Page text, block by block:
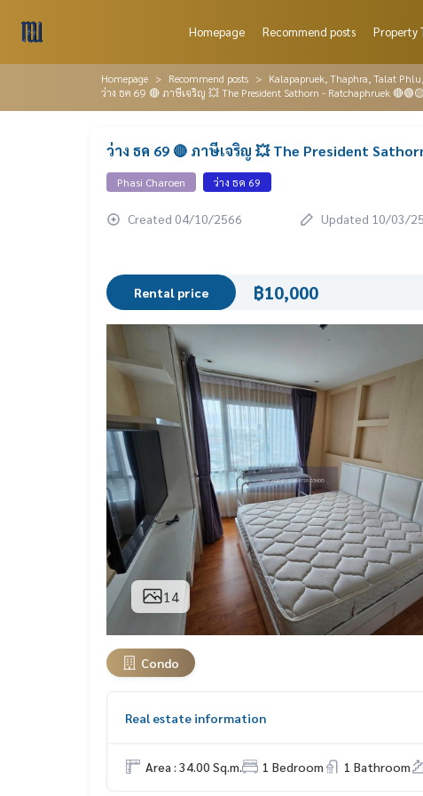
Homepage Recommend posts Property
Homepage Recommend posts Kalapapruek, Thaphra, Talat
ว่าง ธค 69 🔴 ภาษีเจริญ 💥 The President Sathorn - Ratchaphruek 🔴🟢🟡
ว่าง ธค 69 🔴 ภาษีเจริญ 💥 The President
Phasi Charoen ว่าง ธค 69
Created 04/10/2566 Updated 10/03/
Rental price ฿10,000
14
Condo
Real estate information
Area : 34.00 Sq.m. 1 Bedroom 1 Bathroom